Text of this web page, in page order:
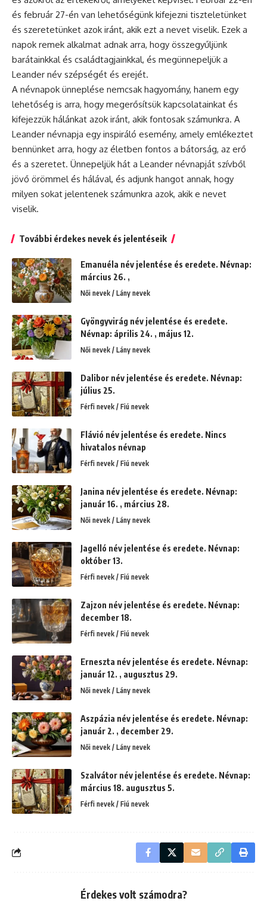
és február 27-én van lehetőségünk kifejezni tiszteletünket
és szeretetünket azok iránt, akik ezt a nevet viselik. Ezek a
napok remek alkalmat adnak arra, hogy összegyűljünk
barátainkkal és családtagjainkkal, és megünnepeljük a
Leander név szépségét és erejét.
A névnapok ünneplése nemcsak hagyomány, hanem egy
lehetőség is arra, hogy megerősítsük kapcsolatainkat és
kifejezzük hálánkat azok iránt, akik fontosak számunkra. A
Leander névnapja egy inspiráló esemény, amely emlékeztet
bennünket arra, hogy az életben fontos a bátorság, az erő
és a szeretet. Ünnepeljük hát a Leander névnapját szívből
jövő örömmel és hálával, és adjunk hangot annak, hogy
milyen sokat jelentenek számunkra azok, akik e nevet
viselik.
További érdekes nevek és jelentéseik
Emanuéla név jelentése és eredete. Névnap:
március 26. ,
Női nevek / Lány nevek
Gyöngyvirág név jelentése és eredete.
Névnap: április 24. , május 12.
Női nevek / Lány nevek
Dalibor név jelentése és eredete. Névnap:
július 25.
Férfi nevek / Fiú nevek
Flávió név jelentése és eredete. Nincs
hivatalos névnap
Férfi nevek / Fiú nevek
Janina név jelentése és eredete. Névnap:
január 16. , március 28.
Női nevek / Lány nevek
Jagelló név jelentése és eredete. Névnap:
október 13.
Férfi nevek / Fiú nevek
Zajzon név jelentése és eredete. Névnap:
december 18.
Férfi nevek / Fiú nevek
Erneszta név jelentése és eredete. Névnap:
január 12. , augusztus 29.
Női nevek / Lány nevek
Aszpázia név jelentése és eredete. Névnap:
január 2. , december 29.
Női nevek / Lány nevek
Szalvátor név jelentése és eredete. Névnap:
március 18. augusztus 5.
Férfi nevek / Fiú nevek
Érdekes volt számodra?